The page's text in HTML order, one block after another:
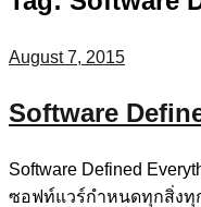
August 7, 2015
Software
Software Defined
ซอฟท์แวร์กำหนดทุกสิ่งทุ